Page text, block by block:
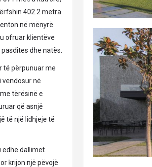
402.2 metra
në mënyrë
ofruar klientëve
dhe natës.
të përpunuar me
vendosur në
tërësinë e
që asnjë
të një lidhjeje të
edhe dallimet
krijon një pëvojë